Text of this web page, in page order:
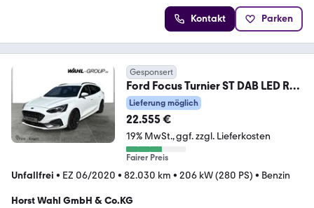
Kontakt Parken
Gesponsert
Ford Focus Turnier ST DAB LED RFK
Tempomat PDC
Lieferung möglich
22.555 €
19% MwSt. ggf. zzgl. Lieferkosten
Fairer Preis
Unfallfrei • EZ 06/2020 • 82.030 km • 206 kW (280 PS) • Benzin
Horst Wahl GmbH & Co.KG